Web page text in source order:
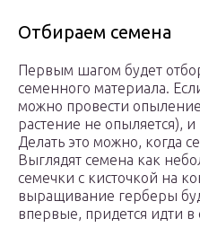
Отбираем семена
Первым шагом будет
семенного материала.
можно провести опыление
растение не опыляется),
Делать это можно, когда
Выглядят семена как
семечки с кисточкой на
выращивание герберы
впервые, придется идти